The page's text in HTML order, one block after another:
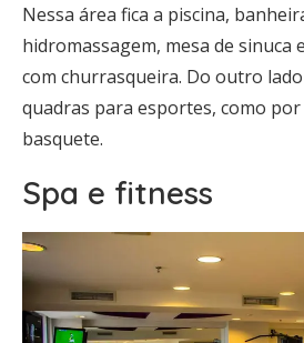
Nessa área fica a piscina,
hidromassagem, mesa de sinuca
com churrasqueira. Do outro
quadras para esportes, como
basquete.
Spa e fitness